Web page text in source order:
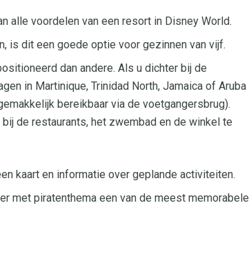
alle voordelen van een resort in Disney World.
is dit een goede optie voor gezinnen van vijf.
dan andere. Als u dichter bij de
in Martinique, Trinidad North, Jamaica of Aruba
bereikbaar via de voetgangersbrug).
de restaurants, het zwembad en de winkel te
kaart en informatie over geplande activiteiten.
met piratenthema een van de meest memorabele